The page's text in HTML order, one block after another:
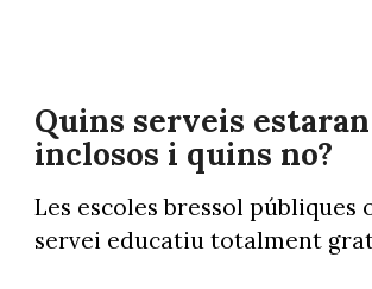
Quins serveis estaran
inclosos i quins no?
Les escoles bressol públiques
servei educatiu totalment